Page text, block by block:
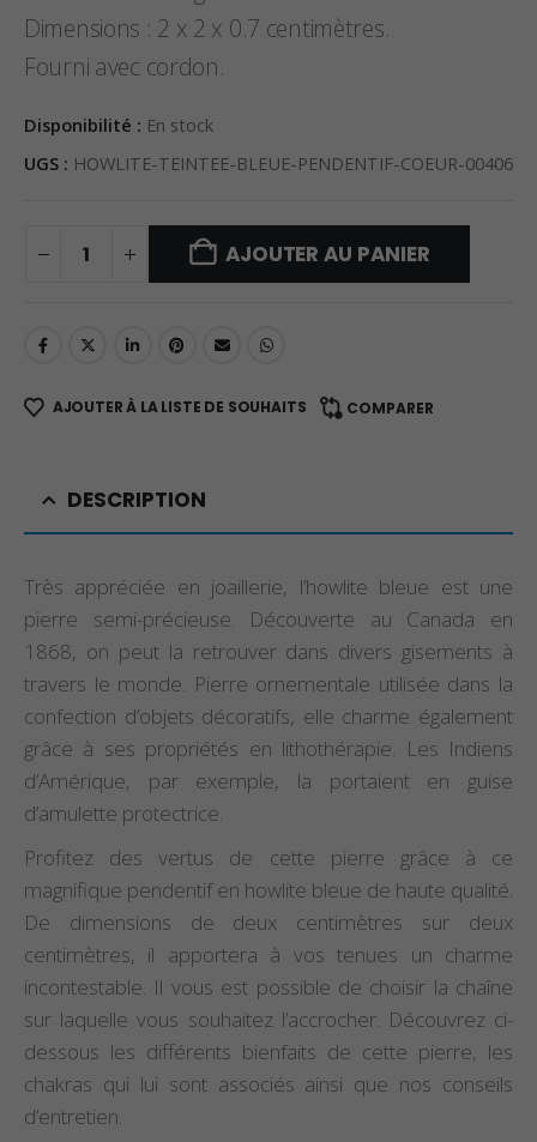
Dimensions : 2 x 2 x 0.7 centimètres.
Fourni avec cordon.
Disponibilité : En stock
UGS : HOWLITE-TEINTEE-BLEUE-PENDENTIF-COEUR-00406
AJOUTER AU PANIER
AJOUTER À LA LISTE DE SOUHAITS COMPARER
DESCRIPTION
Très appréciée en joaillerie, l’howlite bleue est une
pierre semi-précieuse. Découverte au Canada en
1868, on peut la retrouver dans divers gisements à
travers le monde. Pierre ornementale utilisée dans la
confection d’objets décoratifs, elle charme également
grâce à ses propriétés en lithothérapie. Les Indiens
d’Amérique, par exemple, la portaient en guise
d’amulette protectrice.
Profitez des vertus de cette pierre grâce à ce
magnifique pendentif en howlite bleue de haute qualité.
De dimensions de deux centimètres sur deux
centimètres, il apportera à vos tenues un charme
incontestable. Il vous est possible de choisir la chaîne
sur laquelle vous souhaitez l’accrocher. Découvrez ci-
dessous les différents bienfaits de cette pierre, les
chakras qui lui sont associés ainsi que nos conseils
d’entretien.